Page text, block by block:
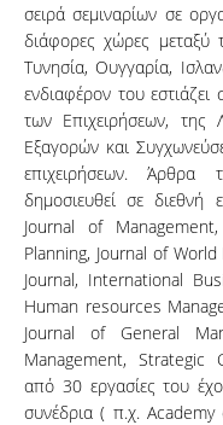
σειρά σεμιναρίων σε
διάφορες χώρες μεταξύ
Τυνησία, Ουγγαρία,
ενδιαφέρον του
των Επιχειρήσεων,
Εξαγορών και
επιχειρήσεων. Άρθρα
δημοσιευθεί σε διεθνή
Journal of
Planning, Journal of
Journal, International
Human resources
Journal of General
Management, Strategic
από 30 εργασίες του
συνέδρια ( π.χ.